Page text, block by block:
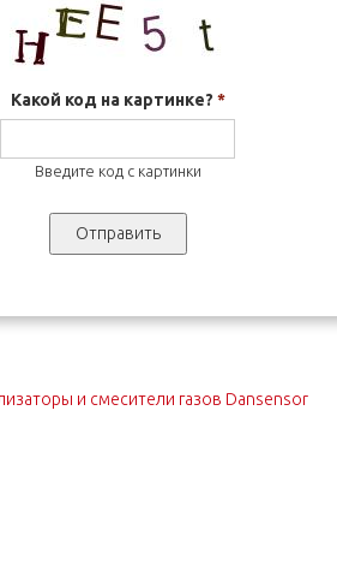
Какой код на картинке? *
Введите код с картинки
и смесители газов Dansensor